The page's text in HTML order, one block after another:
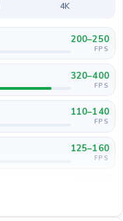
4K
200–250
FPS
320–400
FPS
110–140
FPS
125–160
FPS